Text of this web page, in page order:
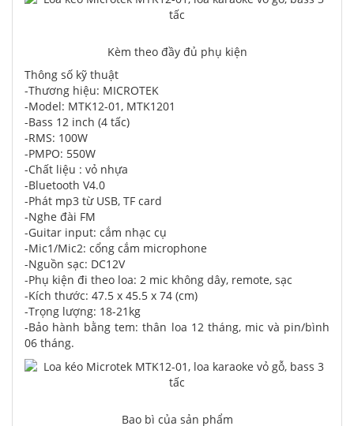
Kèm theo đầy đủ phụ kiện
Thông số kỹ thuật
-Thương hiệu: MICROTEK
-Model: MTK12-01, MTK1201
-Bass 12 inch (4 tấc)
-RMS: 100W
-PMPO: 550W
-Chất liệu : vỏ nhựa
-Bluetooth V4.0
-Phát mp3 từ USB, TF card
-Nghe đài FM
-Guitar input: cắm nhạc cụ
-Mic1/Mic2: cổng cắm microphone
-Nguồn sạc: DC12V
-Phụ kiện đi theo loa: 2 mic không dây, remote, sạc
-Kích thước: 47.5 x 45.5 x 74 (cm)
-Trọng lượng: 18-21kg
-Bảo hành bằng tem: thân loa 12 tháng, mic và pin/bình
06 tháng.
Bao bì của sản phẩm